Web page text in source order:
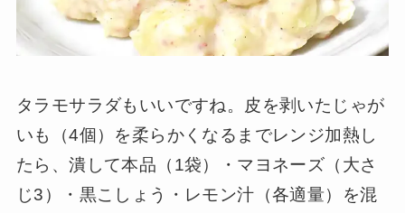
タラモサラダもいいですね。皮を剥いたじゃが
いも（4個）を柔らかくなるまでレンジ加熱し
たら、潰して本品（1袋）・マヨネーズ（大さ
じ3）・黒こしょう・レモン汁（各適量）を混